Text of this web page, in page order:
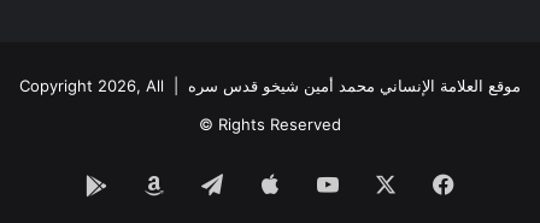
موقع العلامة الإنساني محمد أمين شيخو قدس سره
| Copyright 2026, All
Rights Reserved ©
فيسبوك ‫YouTube تيلقرام Amazon